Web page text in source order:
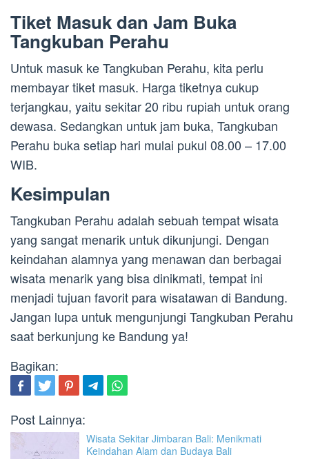
Tiket Masuk dan Jam Buka
Tangkuban Perahu
Untuk masuk ke Tangkuban Perahu, kita perlu
membayar tiket masuk. Harga tiketnya cukup
terjangkau, yaitu sekitar 20 ribu rupiah untuk orang
dewasa. Sedangkan untuk jam buka, Tangkuban
Perahu buka setiap hari mulai pukul 08.00 – 17.00
WIB.
Kesimpulan
Tangkuban Perahu adalah sebuah tempat wisata
yang sangat menarik untuk dikunjungi. Dengan
keindahan alamnya yang menawan dan berbagai
wisata menarik yang bisa dinikmati, tempat ini
menjadi tujuan favorit para wisatawan di Bandung.
Jangan lupa untuk mengunjungi Tangkuban Perahu
saat berkunjung ke Bandung ya!
Bagikan:
Post Lainnya:
Wisata Sekitar Jimbaran Bali: Menikmati
Keindahan Alam dan Budaya Bali